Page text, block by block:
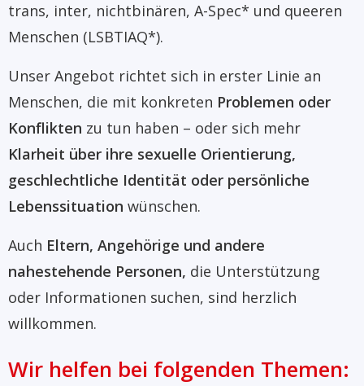
trans, inter, nichtbinären, A-Spec* und queeren
Menschen (LSBTIAQ*).
Unser Angebot richtet sich in erster Linie an
Menschen, die mit konkreten Problemen oder
Konflikten zu tun haben – oder sich mehr
Klarheit über ihre sexuelle Orientierung,
geschlechtliche Identität oder persönliche
Lebenssituation wünschen.
Auch Eltern, Angehörige und andere
nahestehende Personen, die Unterstützung
oder Informationen suchen, sind herzlich
willkommen.
Wir helfen bei folgenden Themen: